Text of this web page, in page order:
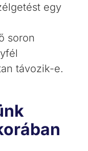
egy
soron
távozik-e.